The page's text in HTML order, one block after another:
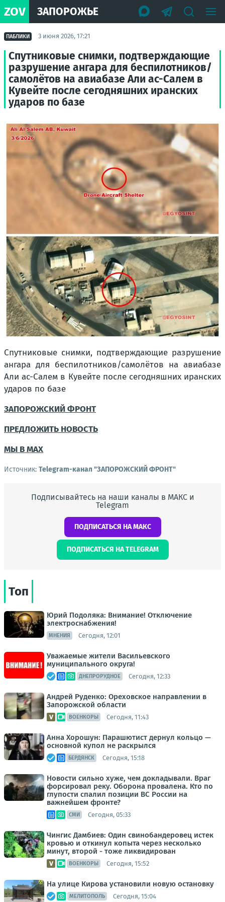
ZOV ЗАПОРОЖЬЕ
ПАБЛИКИ 3 июня 2026, 17:21
Спутниковые снимки, подтверждающие
разрушение ангара для беспилотников/
самолётов на авиабазе Али ас-Салем в
Кувейте после сегодняшних иранских
ударов по базе
Спутниковые снимки, подтверждающие разрушение
ангара для беспилотников/самолётов на авиабазе
Али ас-Салем в Кувейте после сегодняшних иранских
ударов по базе
ЗАПОРОЖСКИЙ ФРОНТ
ПРЕДЛОЖИТЬ НОВОСТЬ
МЫ В MAX
Источник: Telegram-канал "ЗАПОРОЖСКИЙ ФРОНТ"
Подписывайтесь на наши каналы в МАКС и
Telegram
ПОДПИСАТЬСЯ НА МАКС
ПОДПИСАТЬСЯ НА TELEGRAM
Топ
Юрий Подоляка: Внимание! Отключение
электроснабжения!
МНЕНИЯ Сегодня, 12:01
Уважаемые жители Васильевского
муниципального округа!
ДНЕПРОРУДНОЕ Сегодня, 12:33
Андрей Руденко: Ореховское направлении в
Запорожской области
ВОЕНКОРЫ Сегодня, 11:43
Анна Хорошун: Парашютист дернул кольцо —
основной купол не раскрылся
БЕРДЯНСК Сегодня, 15:18
Новости сильно хуже, чем докладывали. Враг
форсировал реку. Оборона провалена. Кто по
глупости спалил позиции ВС России на
важнейшем фронте?
СМИ Сегодня, 05:33
Чингис Дамбиев: Один свинобандеровец истек
кровью и откинул копыта через несколько
минут, второй - тоже ликвидирован
ВОЕНКОРЫ Сегодня, 15:52
На улице Кирова установили новую остановку
МЕЛИТОПОЛЬ Сегодня, 15:04